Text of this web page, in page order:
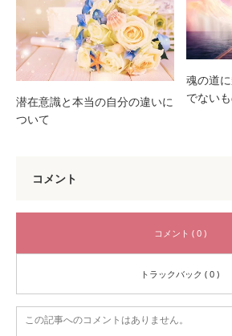
潜在意識と本当の自分の違いに
ついて
魂の道
でないも
コメント
コメント ( 0 )
トラックバック ( 0 )
この記事へのコメントはありません。